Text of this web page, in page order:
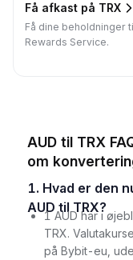
Få afkast på TRX
Få dine beholdninger
Rewards Service.
AUD til TRX
om
1. Hvad er den nuværende valutakurs fra
AUD til TRX?
1 AUD har i
TRX.
på Bybit-eu,